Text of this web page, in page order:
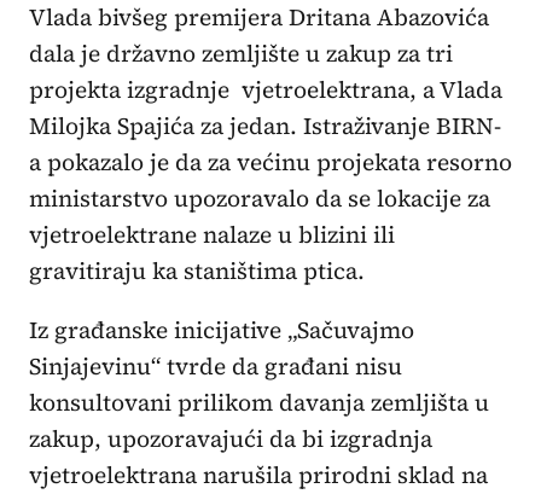
Vlada bivšeg premijera Dritana Abazovića
dala je državno zemljište u zakup za tri
projekta izgradnje vjetroelektrana, a Vlada
Milojka Spajića za jedan. Istraživanje BIRN-
a pokazalo je da za većinu projekata resorno
ministarstvo upozoravalo da se lokacije za
vjetroelektrane nalaze u blizini ili
gravitiraju ka staništima ptica.
Iz građanske inicijative „Sačuvajmo
Sinjajevinu“ tvrde da građani nisu
konsultovani prilikom davanja zemljišta u
zakup, upozoravajući da bi izgradnja
vjetroelektrana narušila prirodni sklad na